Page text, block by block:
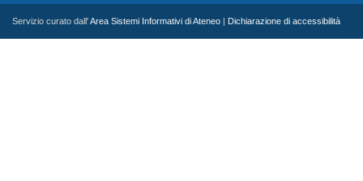
Servizio curato dall'Area Sistemi Informativi di Ateneo Dichiarazione di accessibilità